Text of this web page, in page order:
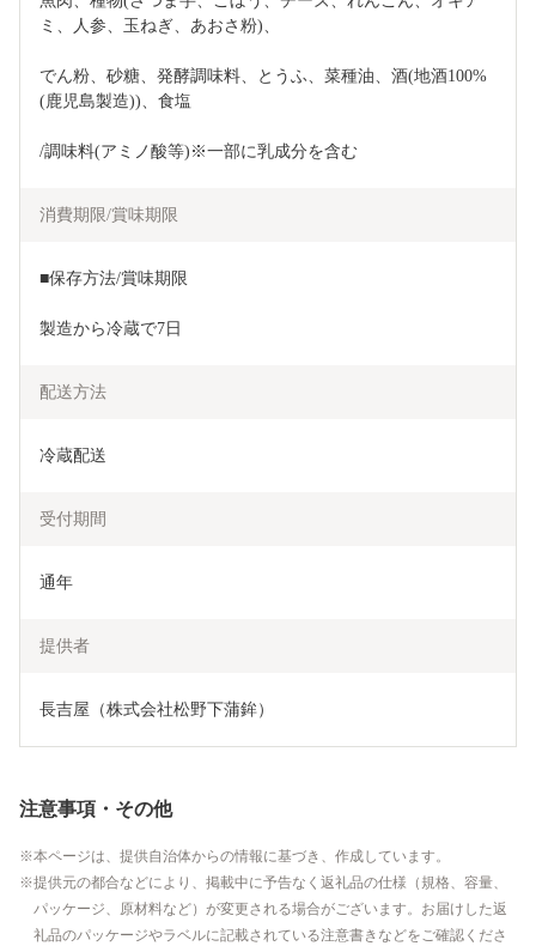
ミ、人参、玉ねぎ、あおさ粉)、
でん粉、砂糖、発酵調味料、とうふ、菜種油、酒(地酒100%
(鹿児島製造))、食塩
/調味料(アミノ酸等)※一部に乳成分を含む
消費期限/賞味期限
■保存方法/賞味期限
製造から冷蔵で7日
配送方法
冷蔵配送
受付期間
通年
提供者
長吉屋（株式会社松野下蒲鉾）
注意事項・その他
本ページは、提供自治体からの情報に基づき、作成しています。
提供元の都合などにより、掲載中に予告なく返礼品の仕様（規格、容量、
パッケージ、原材料など）が変更される場合がございます。お届けした返
礼品のパッケージやラベルに記載されている注意書きなどをご確認くださ